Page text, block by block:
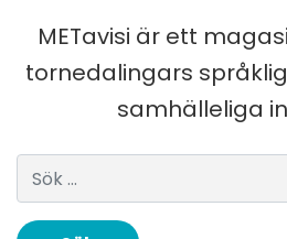
METavisi är ett
tornedalingars
samhälleliga
Sök efter: